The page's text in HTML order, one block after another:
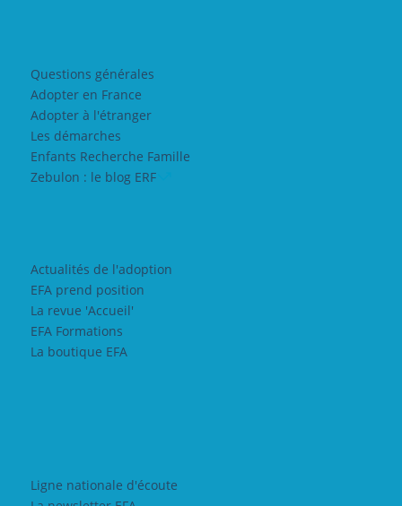
Questions générales
Adopter en France
Adopter à l'étranger
Les démarches
Enfants Recherche Famille
Zebulon : le blog ERF
Actualités de l'adoption
EFA prend position
La revue 'Accueil'
EFA Formations
La boutique EFA
Ligne nationale d'écoute